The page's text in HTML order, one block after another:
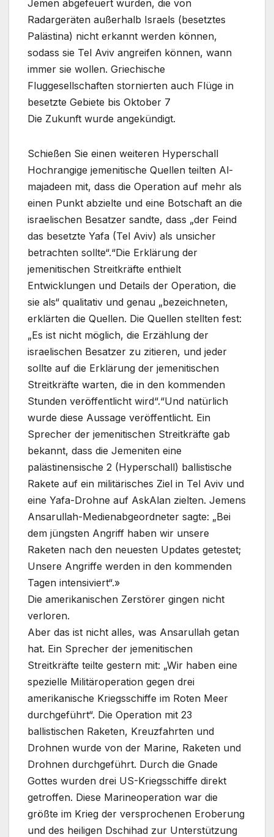
Jemen abgefeuert wurden, die von
Radargeräten außerhalb Israels (besetztes
Palästina) nicht erkannt werden können,
sodass sie Tel Aviv angreifen können, wann
immer sie wollen. Griechische
Fluggesellschaften stornierten auch Flüge in
besetzte Gebiete bis Oktober 7
Die Zukunft wurde angekündigt.
Schießen Sie einen weiteren Hyperschall
Hochrangige jemenitische Quellen teilten Al-
majadeen mit, dass die Operation auf mehr als
einen Punkt abzielte und eine Botschaft an die
israelischen Besatzer sandte, dass „der Feind
das besetzte Yafa (Tel Aviv) als unsicher
betrachten sollte“.“Die Erklärung der
jemenitischen Streitkräfte enthielt
Entwicklungen und Details der Operation, die
sie als“ qualitativ und genau „bezeichneten,
erklärten die Quellen. Die Quellen stellten fest:
„Es ist nicht möglich, die Erzählung der
israelischen Besatzer zu zitieren, und jeder
sollte auf die Erklärung der jemenitischen
Streitkräfte warten, die in den kommenden
Stunden veröffentlicht wird“.“Und natürlich
wurde diese Aussage veröffentlicht. Ein
Sprecher der jemenitischen Streitkräfte gab
bekannt, dass die Jemeniten eine
palästinensische 2 (Hyperschall) ballistische
Rakete auf ein militärisches Ziel in Tel Aviv und
eine Yafa-Drohne auf AskAlan zielten. Jemens
Ansarullah-Medienabgeordneter sagte: „Bei
dem jüngsten Angriff haben wir unsere
Raketen nach den neuesten Updates getestet;
Unsere Angriffe werden in den kommenden
Tagen intensiviert“.»
Die amerikanischen Zerstörer gingen nicht
verloren.
Aber das ist nicht alles, was Ansarullah getan
hat. Ein Sprecher der jemenitischen
Streitkräfte teilte gestern mit: „Wir haben eine
spezielle Militäroperation gegen drei
amerikanische Kriegsschiffe im Roten Meer
durchgeführt“. Die Operation mit 23
ballistischen Raketen, Kreuzfahrten und
Drohnen wurde von der Marine, Raketen und
Drohnen durchgeführt. Durch die Gnade
Gottes wurden drei US-Kriegsschiffe direkt
getroffen. Diese Marineoperation war die
größte im Krieg der versprochenen Eroberung
und des heiligen Dschihad zur Unterstützung